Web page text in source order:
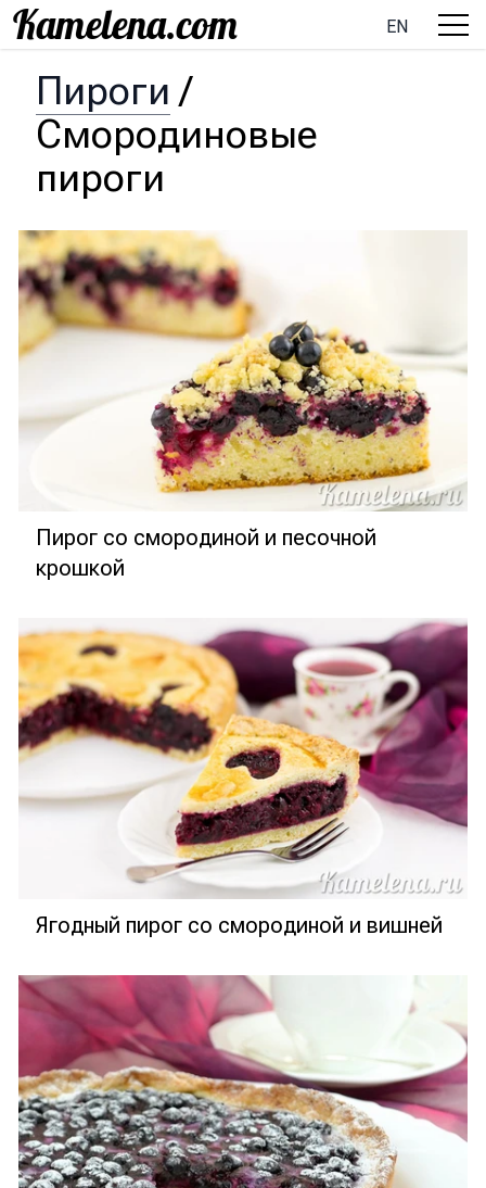
EN
Пироги /
Смородиновые
пироги
Пирог со смородиной и песочной
крошкой
Ягодный пирог со смородиной и вишней